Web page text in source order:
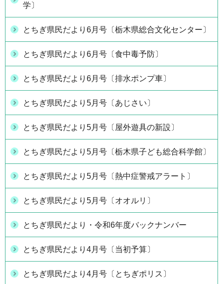
学〕
とちぎ県民だより6月号〔栃木県総合文化センター〕
とちぎ県民だより6月号〔食中毒予防〕
とちぎ県民だより6月号〔排水ポンプ車〕
とちぎ県民だより5月号〔あじさい〕
とちぎ県民だより5月号〔屋外遊具の新設〕
とちぎ県民だより5月号〔栃木県子ども総合科学館〕
とちぎ県民だより5月号〔熱中症警戒アラート〕
とちぎ県民だより5月号〔オオルリ〕
とちぎ県民だより・令和6年度バックナンバー
とちぎ県民だより4月号〔当初予算〕
とちぎ県民だより4月号〔とちぎポリス〕